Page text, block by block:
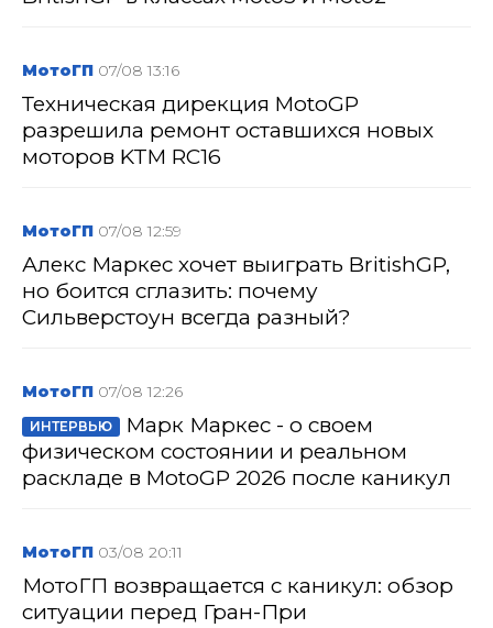
МотоГП 07/08 13:16
Техническая дирекция MotoGP
разрешила ремонт оставшихся новых
моторов KTM RC16
МотоГП 07/08 12:59
Алекс Маркес хочет выиграть BritishGP,
но боится сглазить: почему
Сильверстоун всегда разный?
МотоГП 07/08 12:26
ИНТЕРВЬЮ
Марк Маркес - о своем
физическом состоянии и реальном
раскладе в MotoGP 2026 после каникул
МотоГП 03/08 20:11
МотоГП возвращается с каникул: обзор
ситуации перед Гран-При